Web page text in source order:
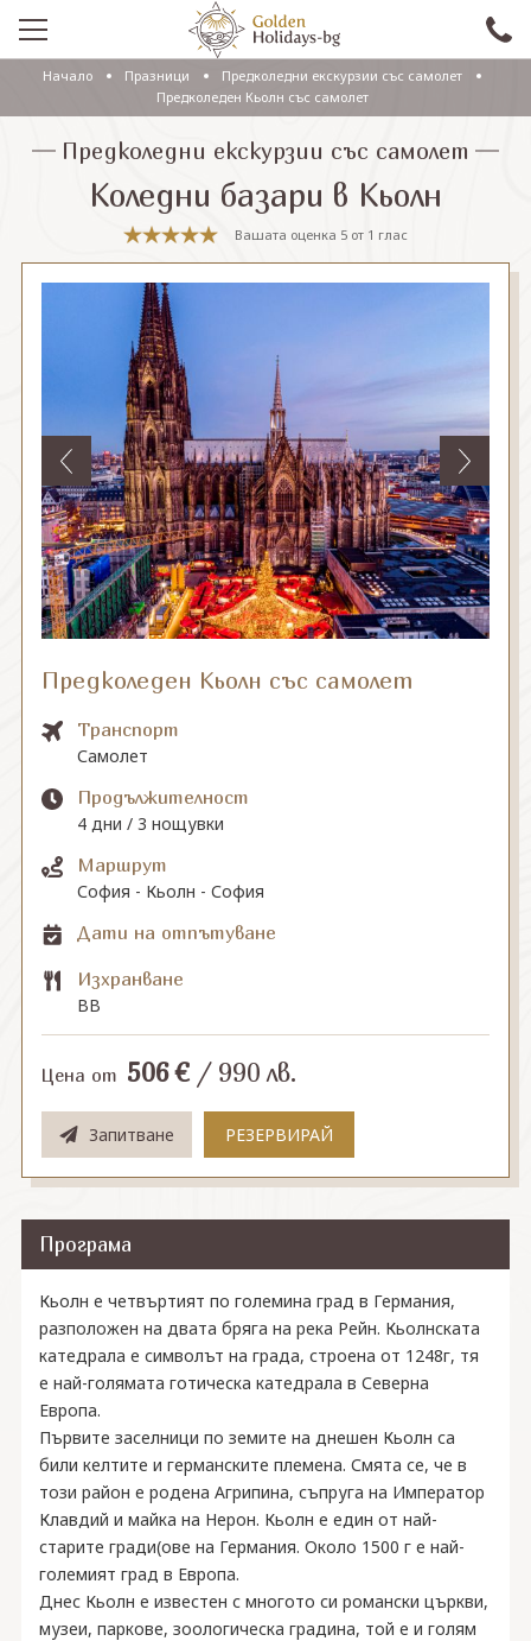
EКСКУРЗИИ СЪС САМОЛЕТ
ЕКСКУРЗИИ С АВТОБУС
САМОЛЕТНИ ПОЧИВКИ
ПОЧИВКИ С АВТОБУС
КРУИЗИ
Проверка на резервация
СВЪРЖЕТЕ СЕ С НАС
Начало Празници
Предколедни екскурзии със самолет
Предколеден Кьолн със самолет
Предколедни екскурзии със самолет
Коледни базари в Кьолн
Вашата оценка 5 от 1 глас
Предколеден Кьолн със самолет
Транспорт
Самолет
Продължителност
4 дни / 3 нощувки
Маршрут
София - Кьолн - София
Дати на отпътуване
Изхранване
BB
Цена от 506€/ 990 лв.
Запитване РЕЗЕРВИРАЙ
Програма
Кьолн е четвъртият по големина град в Германия,
разположен на двата бряга на река Рейн. Кьолнската
катедрала е символът на града, строена от 1248г, тя
е най-голямата готическа катедрала в Северна
Европа.
Първите заселници по земите на днешен Кьолн са
били келтите и германските племена. Смята се, че в
този район е родена Агрипина, съпруга на Император
Клавдий и майка на Нерон. Кьолн е един от най-
старите гради(ове на Германия. Около 1500 г е най-
големият град в Европа.
Днес Кьолн е известен с многото си романски църкви,
музеи, паркове, зоологическа градина, той е и голям